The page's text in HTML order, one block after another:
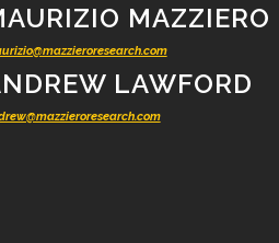
MAZZIERO
LAWFORD